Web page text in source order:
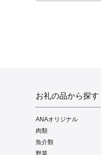
お礼の品から探す
ANAオリジナル
肉類
魚介類
野菜